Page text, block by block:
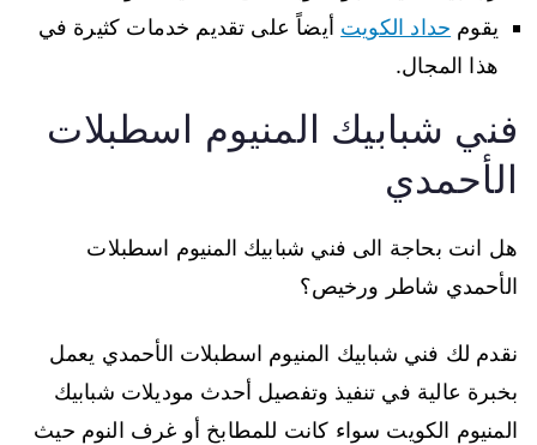
يقوم حداد الكويت أيضاً على تقديم خدمات كثيرة في
هذا المجال.
فني شبابيك المنيوم اسطبلات
الأحمدي
هل انت بحاجة الى فني شبابيك المنيوم اسطبلات
الأحمدي شاطر ورخيص؟
نقدم لك فني شبابيك المنيوم اسطبلات الأحمدي يعمل
بخبرة عالية في تنفيذ وتفصيل أحدث موديلات شبابيك
المنيوم الكويت سواء كانت للمطابخ أو غرف النوم حيث